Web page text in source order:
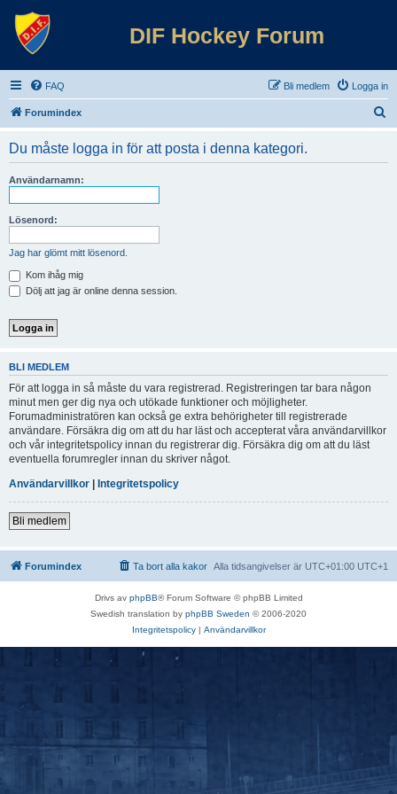
DIF Hockey Forum
FAQ Logga in
Bli medlem
Forumindex
Du måste logga in för att posta i denna kategori.
Användarnamn:
Lösenord:
Jag har glömt mitt lösenord.
Kom ihåg mig
Dölj att jag är online denna session.
BLI MEDLEM
För att logga in så måste du vara registrerad. Registreringen tar bara någon
minut men ger dig nya och utökade funktioner och möjligheter.
Forumadministratören kan också ge extra behörigheter till registrerade
användare. Försäkra dig om att du har läst och accepterat våra användarvillkor
och vår integritetspolicy innan du registrerar dig. Försäkra dig om att du läst
eventuella forumregler innan du skriver något.
Användarvillkor | Integritetspolicy
Bli medlem
Forumindex Alla tidsangivelser är UTC+01:00 UTC+1
Ta bort alla kakor
Drivs av phpBB® Forum Software © phpBB Limited
Swedish translation by phpBB Sweden © 2006-2020
Integritetspolicy| Användarvillkor